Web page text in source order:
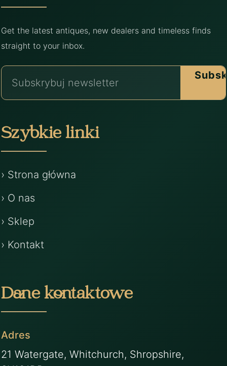
Get the latest antiques, new dealers and timeless finds
straight to your inbox.
Szybkie linki
› Strona główna
› O nas
› Sklep
› Kontakt
Dane kontaktowe
Adres
21 Watergate, Whitchurch, Shropshire,